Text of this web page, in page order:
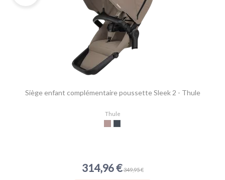
Siège enfant complémentaire poussette Sleek 2 - Thule
Thule
314,96 € 349,95 €
Taupe
Noir